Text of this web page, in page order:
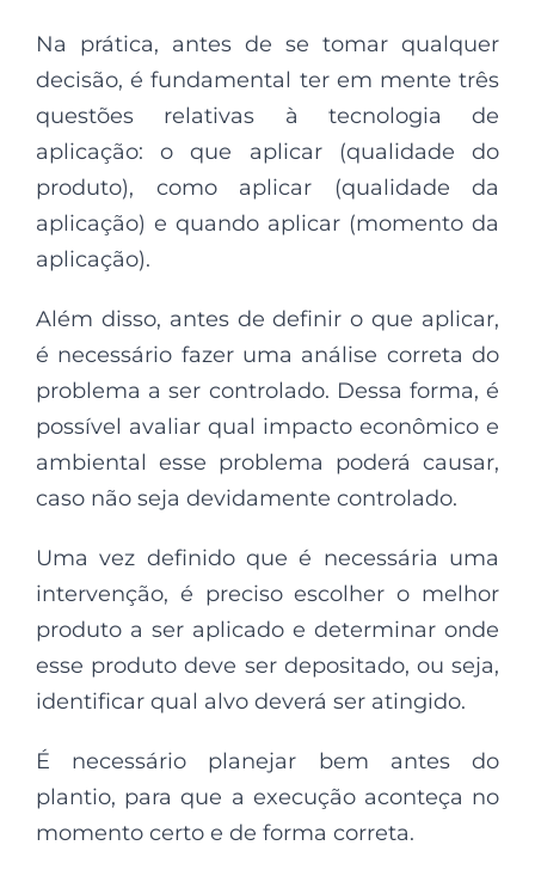
Na prática, antes de se tomar qualquer
decisão, é fundamental ter em mente três
questões relativas à tecnologia de
aplicação: o que aplicar (qualidade do
produto), como aplicar (qualidade da
aplicação) e quando aplicar (momento da
aplicação).
Além disso, antes de definir o que aplicar,
é necessário fazer uma análise correta do
problema a ser controlado. Dessa forma, é
possível avaliar qual impacto econômico e
ambiental esse problema poderá causar,
caso não seja devidamente controlado.
Uma vez definido que é necessária uma
intervenção, é preciso escolher o melhor
produto a ser aplicado e determinar onde
esse produto deve ser depositado, ou seja,
identificar qual alvo deverá ser atingido.
É necessário planejar bem antes do
plantio, para que a execução aconteça no
momento certo e de forma correta.